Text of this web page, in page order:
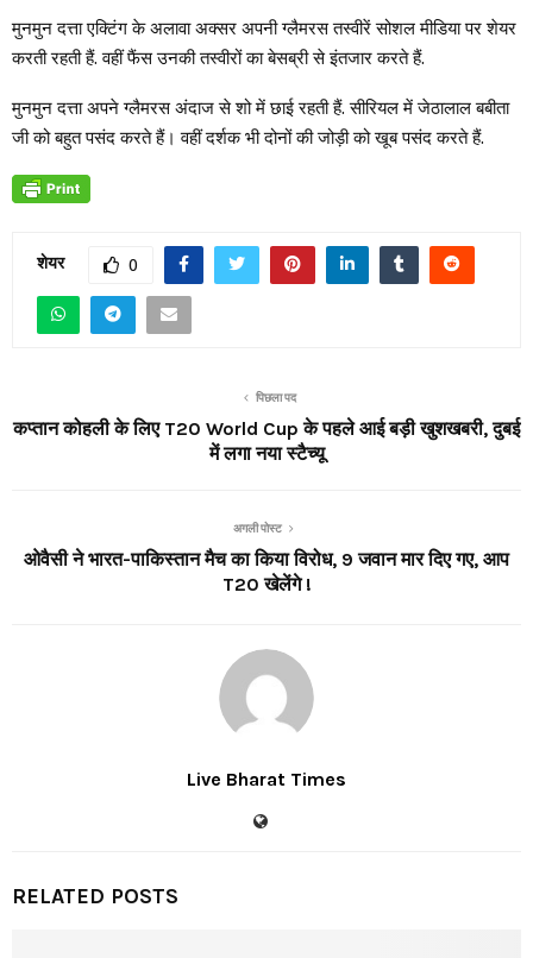
मुनमुन दत्ता एक्टिंग के अलावा अक्सर अपनी ग्लैमरस तस्वीरें सोशल मीडिया पर शेयर
करती रहती हैं. वहीं फैंस उनकी तस्वीरों का बेसब्री से इंतजार करते हैं.
मुनमुन दत्ता अपने ग्लैमरस अंदाज से शो में छाई रहती हैं. सीरियल में जेठालाल बबीता
जी को बहुत पसंद करते हैं। वहीं दर्शक भी दोनों की जोड़ी को खूब पसंद करते हैं.
शेयर 0
पिछला पद
कप्तान कोहली के लिए T20 World Cup के पहले आई बड़ी खुशखबरी, दुबई
में लगा नया स्‍टैच्‍यू
अगली पोस्ट
ओवैसी ने भारत-पाकिस्तान मैच का किया विरोध, 9 जवान मार दिए गए, आप
T20 खेलेंगे !
Live Bharat Times
RELATED POSTS